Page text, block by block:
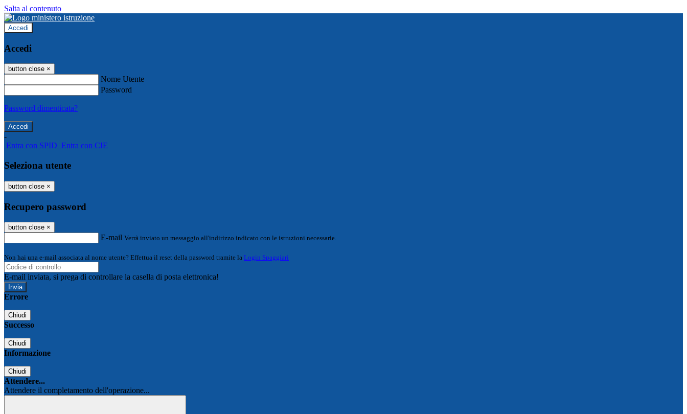
Salta al contenuto
Accedi
Accedi
button close ×
Nome Utente
Password
Password dimenticata?
-
Entra con SPID Entra con CIE
Seleziona utente
button close ×
Recupero password
button close ×
E-mail Verrà inviato un messaggio all'indirizzo indicato con le istruzioni necessarie.
Non hai una e-mail associata al nome utente? Effettua il reset della password tramite la Login Spaggiari
E-mail inviata, si prega di controllare la casella di posta elettronica!
Errore
Chiudi
Successo
Chiudi
Informazione
Chiudi
Attendere...
Attendere il completamento dell'operazione...